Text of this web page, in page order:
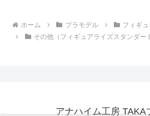
ホーム プラモデル
フィギ
その他（フィギュアライズスタンダー
アナハイム工房 TAKA